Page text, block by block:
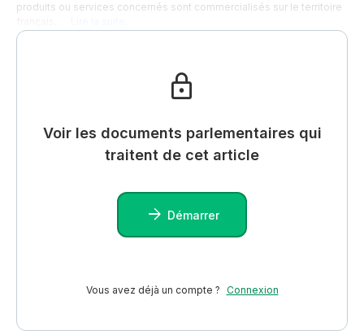
produits ou services concernés sont commercialisés sur le territoire
Voir les documents parlementaires qui
traitent de cet article
Démarrer
Vous avez déjà un compte ? Connexion